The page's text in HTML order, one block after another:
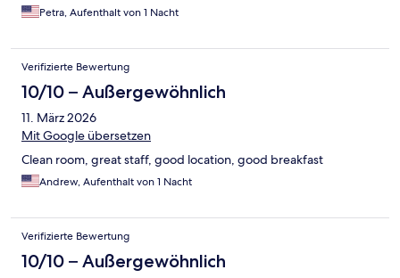
Petra, Aufenthalt von 1 Nacht
Verifizierte Bewertung
10/10 – Außergewöhnlich
11. März 2026
Mit Google übersetzen
Clean room, great staff, good location, good breakfast
Andrew, Aufenthalt von 1 Nacht
Verifizierte Bewertung
10/10 – Außergewöhnlich